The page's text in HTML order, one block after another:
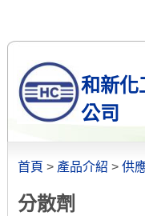
和新化
公司
首頁 > 產品介紹 > 供
分散劑